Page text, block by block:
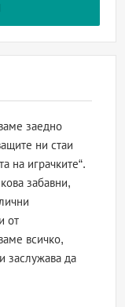
заедно
ни стаи
на играчките“.
забавни,
от
всичко,
заслужава да